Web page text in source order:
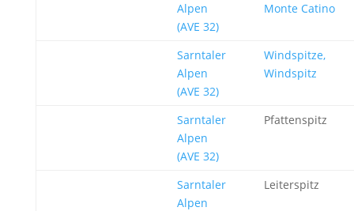
Alpen
(AVE 32)
Monte Catino
Sarntaler
Alpen
(AVE 32)
Windspitze,
Windspitz
Sarntaler
Alpen
(AVE 32)
Pfattenspitz
Sarntaler
Alpen
Leiterspitz